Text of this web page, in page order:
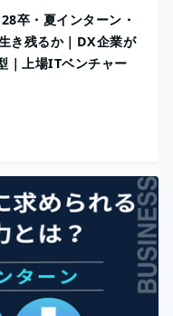
卒・夏インターン・
き残るか｜DX企業が
｜上場ITベンチャー